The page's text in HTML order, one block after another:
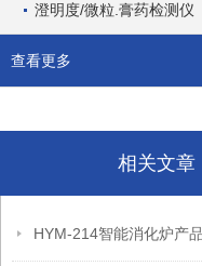
澄明度/微粒.膏药检测仪
查看更多
相关文章
HYM-214智能消化炉产